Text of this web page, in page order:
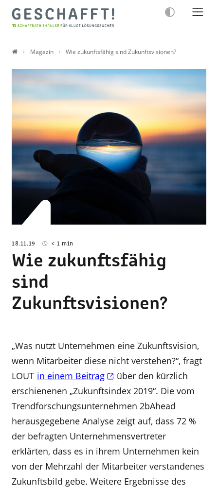
Magazin Wie zukunftsfähig sind Zukunftsvisionen?
18.11.19 < 1 min
Wie zukunftsfähig
sind
Zukunftsvisionen?
„Was nutzt Unternehmen eine Zukunftsvision,
wenn Mitarbeiter diese nicht verstehen?“, fragt
LOUT in einem Beitrag
über den kürzlich
erschienenen „Zukunftsindex 2019“. Die vom
Trendforschungsunternehmen 2bAhead
herausgegebene Analyse zeigt auf, dass 72 %
der befragten Unternehmensvertreter
erklärten, dass es in ihrem Unternehmen kein
von der Mehrzahl der Mitarbeiter verstandenes
Zukunftsbild gebe. Weitere Ergebnisse des